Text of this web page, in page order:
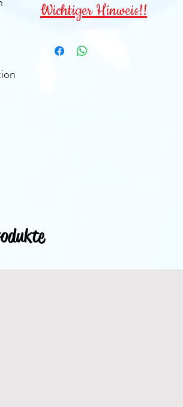
Wichtiger Hinweis!!
unter 3 Jahren NICHT geeignet!